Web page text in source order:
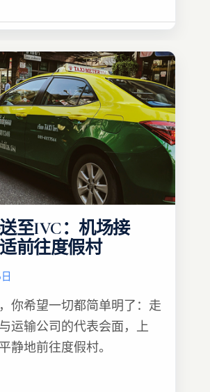
至IVC：机场接
前往度假村
你希望一切都简单明了：走
运输公司的代表会面，上
静地前往度假村。